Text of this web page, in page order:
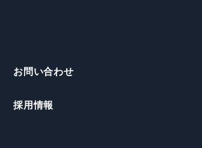
お問い合わせ
採用情報